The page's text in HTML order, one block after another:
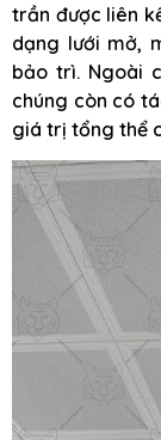
trần được liên
dạng lưới mở,
bảo trì. Ngoài
chúng còn có
giá trị tổng thể